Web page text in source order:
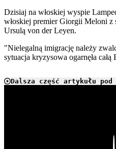
Dzisiaj na włoskiej wyspie
włoskiej premier Giorgii Meloni
Ursulą von der Leyen.
"Nielegalną imigrację należy
sytuacja kryzysowa ogarnęła
Dalsza część artykułu pod